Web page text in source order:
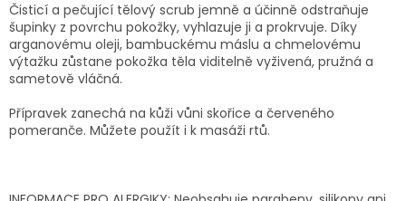
Čisticí a pečující tělový scrub jemně a účinně odstraňuje
šupinky z povrchu pokožky, vyhlazuje ji a prokrvuje. Díky
arganovému oleji, bambuckému máslu a chmelovému
výtažku zůstane pokožka těla viditelně vyživená, pružná a
sametově vláčná.
Přípravek zanechá na kůži vůni skořice a červeného
pomeranče. Můžete použít i k masáži rtů.